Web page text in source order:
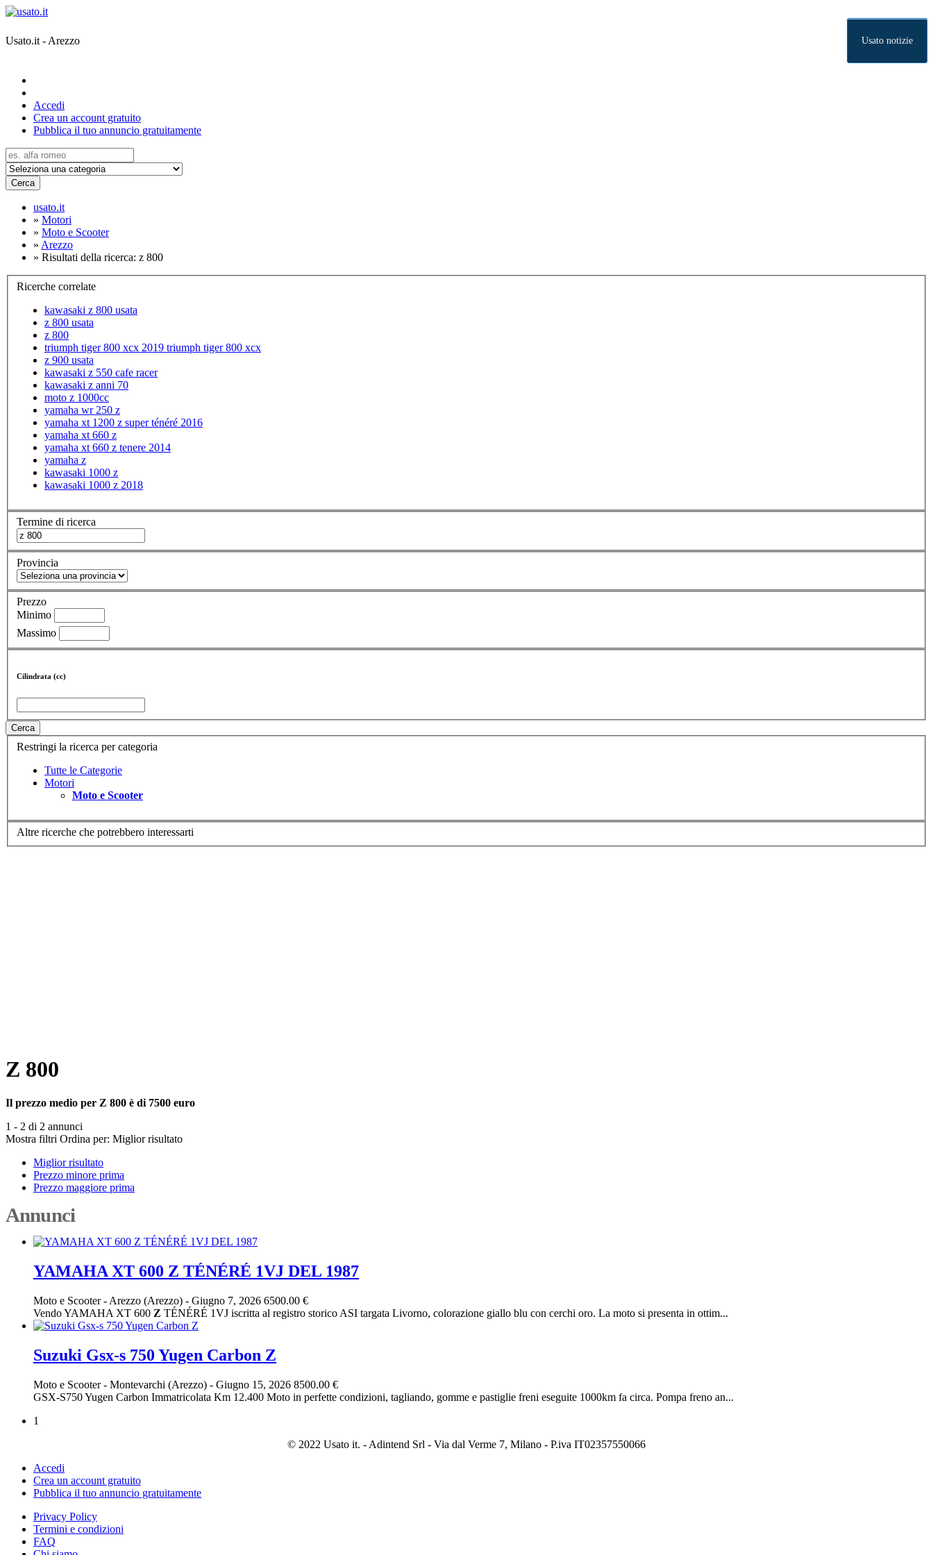
Usato.it - Arezzo Usato notizie
Accedi
Crea un account gratuito
Pubblica il tuo annuncio gratuitamente
Cerca
usato.it
» Motori
» Moto e Scooter
» Arezzo
» Risultati della ricerca: z 800
Ricerche correlate
kawasaki z 800 usata
z 800 usata
z 800
triumph tiger 800 xcx 2019 triumph tiger 800 xcx
z 900 usata
kawasaki z 550 cafe racer
kawasaki z anni 70
moto z 1000cc
yamaha wr 250 z
yamaha xt 1200 z super ténéré 2016
yamaha xt 660 z
yamaha xt 660 z tenere 2014
yamaha z
kawasaki 1000 z
kawasaki 1000 z 2018
Termine di ricerca
Provincia
Prezzo
Minimo
Massimo
Cilindrata (cc)
Cerca
Restringi la ricerca per categoria
Tutte le Categorie
Motori
Moto e Scooter
Altre ricerche che potrebbero interessarti
Z 800
Il prezzo medio per Z 800 è di 7500 euro
1 - 2 di 2 annunci
Mostra filtri Ordina per: Miglior risultato
Miglior risultato
Prezzo minore prima
Prezzo maggiore prima
Annunci
YAMAHA XT 600 Z TÉNÉRÉ 1VJ DEL 1987
Moto e Scooter- Arezzo (Arezzo) - Giugno 7, 2026 6500.00 €
Vendo YAMAHA XT 600 Z TÉNÉRÉ 1VJ iscritta al registro storico ASI targata Livorno, colorazione giallo blu con cerchi oro. La moto si presenta in ottim...
Suzuki Gsx-s 750 Yugen Carbon Z
Moto e Scooter- Montevarchi (Arezzo) - Giugno 15, 2026 8500.00 €
GSX-S750 Yugen Carbon Immatricolata Km 12.400 Moto in perfette condizioni, tagliando, gomme e pastiglie freni eseguite 1000km fa circa. Pompa freno an...
1
© 2022 Usato it. - Adintend Srl - Via dal Verme 7, Milano - P.iva IT02357550066
Accedi
Crea un account gratuito
Pubblica il tuo annuncio gratuitamente
Privacy Policy
Termini e condizioni
FAQ